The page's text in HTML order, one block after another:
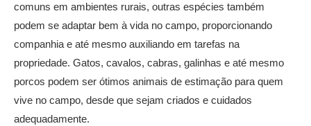
comuns em ambientes rurais, outras espécies também
podem se adaptar bem à vida no campo, proporcionando
companhia e até mesmo auxiliando em tarefas na
propriedade. Gatos, cavalos, cabras, galinhas e até mesmo
porcos podem ser ótimos animais de estimação para quem
vive no campo, desde que sejam criados e cuidados
adequadamente.